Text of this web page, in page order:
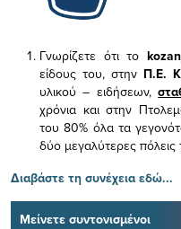
Γνωρίζετε ότι το
είδους του, στην Π.Ε.
υλικού – ειδήσεων,
χρόνια και στην
του 80% όλα τα
δύο μεγαλύτερες
Διαβάστε τη συνέχεια εδώ...
Μείνετε συντονισμένοι